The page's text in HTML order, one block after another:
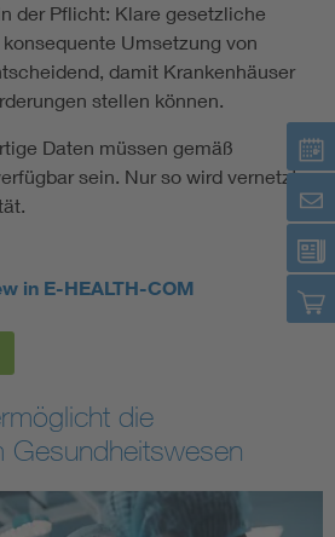
der Pflicht: Klare gesetzliche
Umsetzung von
damit Krankenhäuser
stellen können.
Daten müssen gemäß
sein. Nur so wird vernetzte,
in E-HEALTH-COM
die
Gesundheitswesen